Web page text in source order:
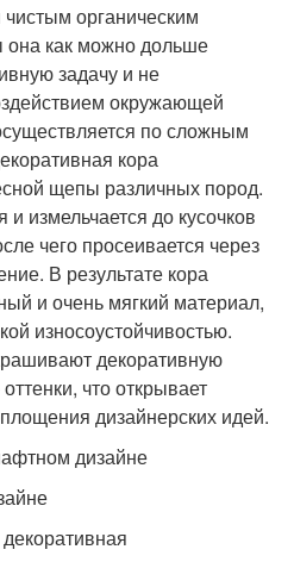
органическим
она как можно дольше
задачу и не
окружающей
по сложным
кора
щепы различных пород.
измельчается до кусочков
чего просеивается через
В результате кора
и очень мягкий материал,
износоустойчивостью.
декоративную
что открывает
дизайнерских идей.
дизайне